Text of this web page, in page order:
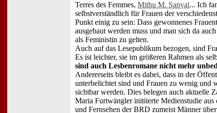
Terres des Femmes, Mithu M. Sanyal... Ich
selbstverständlich für Frauen der
Punkt einig zu sein: Dass gewonnenes
ausgebaut werden muss und man sich da
als Feministin zu gelten.
Auch auf das Lesepublikum bezogen, sind
Es ist leichter, sie im größeren Rahmen als
sind auch Lesbenromane nicht mehr
Andererseits bleibt es dabei, dass in der
unterbelichtet sind und Frauen zu wenig und
sichtbar werden. Dies belegen auch aktuelle
Maria Furtwängler initiierte Medienstudie
und Fernsehen der BRD zumeist Männer